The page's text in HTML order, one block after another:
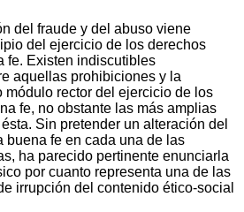
del fraude y del abuso viene
del ejercicio de los derechos
fe. Existen indiscutibles
aquellas prohibiciones y la
módulo rector del ejercicio de los
fe, no obstante las más amplias
Sin pretender un alteración del
buena fe en cada una de las
ha parecido pertinente enunciarla
por cuanto representa una de las
irrupción del contenido ético-social